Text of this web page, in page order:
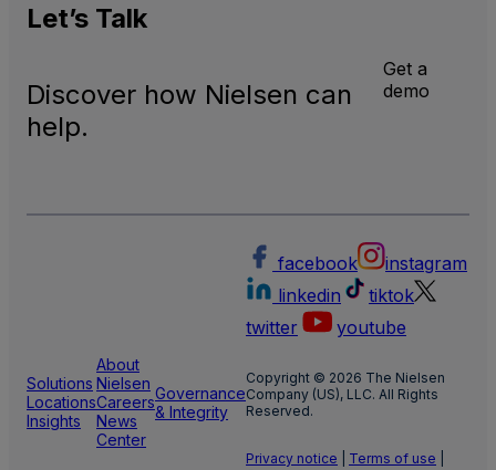
Let’s Talk
Discover how Nielsen can
help.
Get a
demo
Solutions
Locations
Insights
About
Nielsen
Careers
News
Center
Governance
& Integrity
facebook
instagram
linkedin
tiktok
twitter
youtube
Copyright © 2026 The Nielsen
Company (US), LLC. All Rights
Reserved.
Privacy notice Terms of use